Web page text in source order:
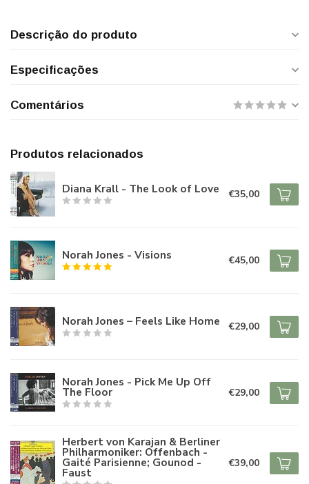
Descrição do produto
Especificações
Comentários
Produtos relacionados
Diana Krall - The Look of Love €35,00
Norah Jones - Visions €45,00
Norah Jones – Feels Like Home €29,00
Norah Jones - Pick Me Up Off
The Floor €29,00
Herbert von Karajan & Berliner
Philharmoniker: Offenbach -
Gaité Parisienne; Gounod -
Faust
€39,00